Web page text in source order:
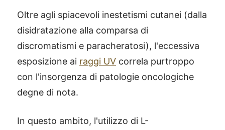
Oltre agli spiacevoli inestetismi cutanei (dalla
disidratazione alla comparsa di
discromatismi e paracheratosi), l'eccessiva
esposizione ai raggi UV correla purtroppo
con l'insorgenza di patologie oncologiche
degne di nota.
In questo ambito, l'utilizzo di L-